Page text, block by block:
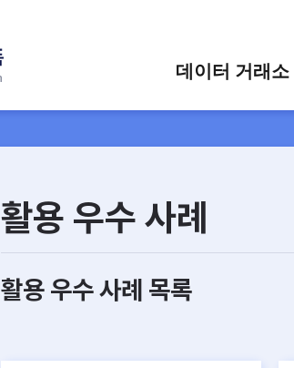
데이터 거래소
상세 검색
맞춤형 데이터 신청
타 플랫폼 상품 검색
활용 우수 사례
활용 우수 사례 목록